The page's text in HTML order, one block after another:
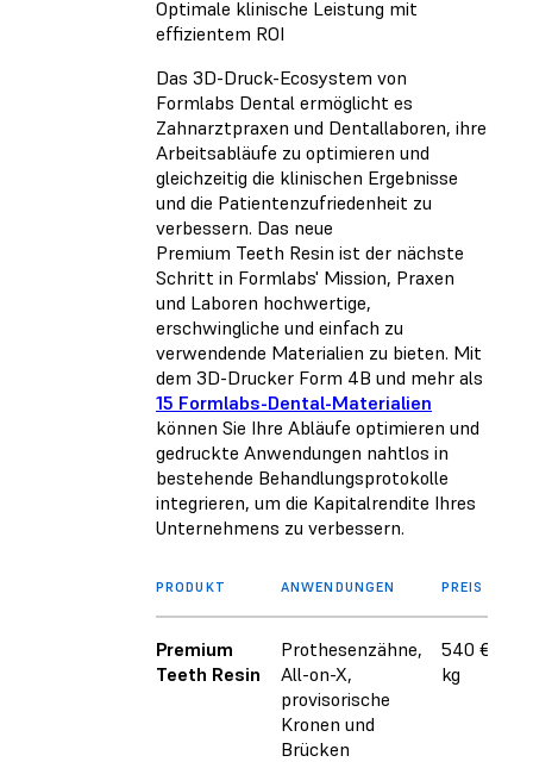
Optimale klinische Leistung mit
effizientem ROI
Das 3D-Druck-Ecosystem von
Formlabs Dental ermöglicht es
Zahnarztpraxen und Dentallaboren, ihre
Arbeitsabläufe zu optimieren und
gleichzeitig die klinischen Ergebnisse
und die Patientenzufriedenheit zu
verbessern. Das neue
Premium Teeth Resin ist der nächste
Schritt in Formlabs' Mission, Praxen
und Laboren hochwertige,
erschwingliche und einfach zu
verwendende Materialien zu bieten. Mit
dem 3D-Drucker Form 4B und mehr als
15 Formlabs-Dental-Materialien
können Sie Ihre Abläufe optimieren und
gedruckte Anwendungen nahtlos in
bestehende Behandlungsprotokolle
integrieren, um die Kapitalrendite Ihres
Unternehmens zu verbessern.
PRODUKT ANWENDUNGEN PREIS
Premium
Teeth Resin
Prothesenzähne,
All-on-X,
provisorische
Kronen und
Brücken
540 € /
kg